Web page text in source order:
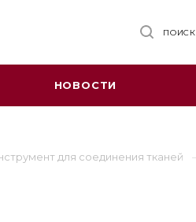
ПОИСК
НОВОСТИ
для соединения тканей